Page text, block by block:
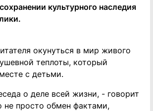
культурного наследия
окунуться в мир живого
теплоты, который
с детьми.
о деле всей жизни, - говорит
не просто обмен фактами,